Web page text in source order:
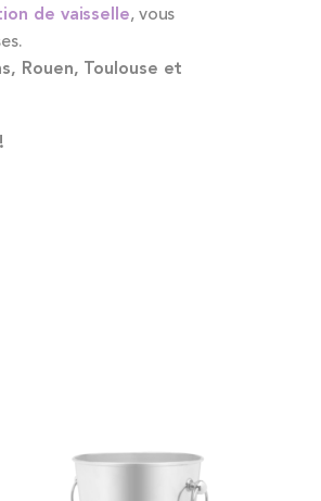
de vaisselle, vous
Rouen, Toulouse et